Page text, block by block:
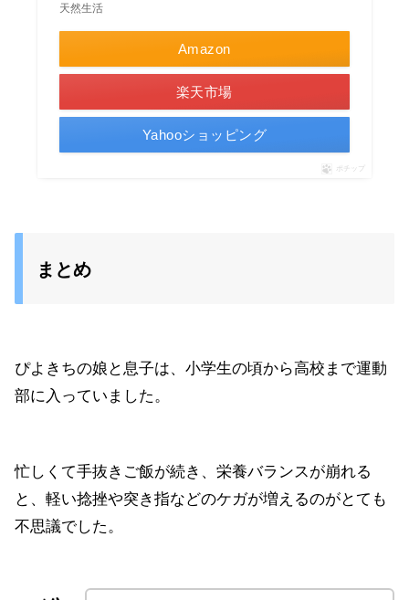
天然生活
Amazon
楽天市場
Yahooショッピング
ポチップ
まとめ
ぴよきちの娘と息子は、小学生の頃から高校まで運動
部に入っていました。
忙しくて手抜きご飯が続き、栄養バランスが崩れる
と、軽い捻挫や突き指などのケガが増えるのがとても
不思議でした。